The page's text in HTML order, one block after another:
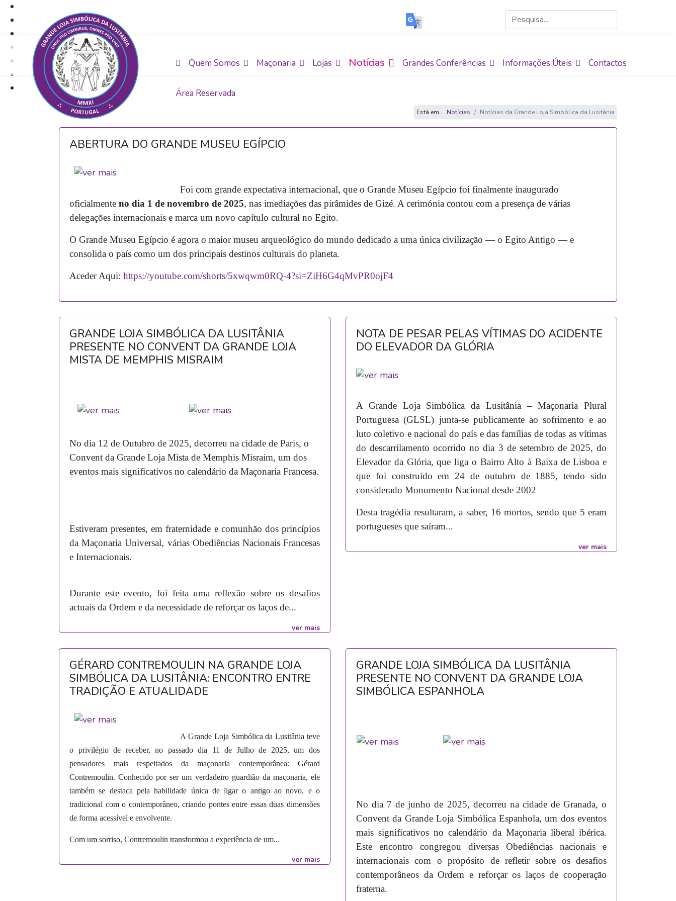
Quem Somos Maçonaria Lojas Notícias Grandes Conferências Informações Úteis Contactos
Área Reservada
Está em... Notícias Notícias da Grande Loja Simbólica da Lusitânia
ABERTURA DO GRANDE MUSEU EGÍPCIO
Foi com grande expectativa internacional, que o Grande Museu Egípcio foi finalmente inaugurado
oficialmente no dia 1 de novembro de 2025, nas imediações das pirâmides de Gizé. A cerimónia contou com a presença de várias
delegações internacionais e marca um novo capítulo cultural no Egito.
O Grande Museu Egípcio é agora o maior museu arqueológico do mundo dedicado a uma única civilização — o Egito Antigo — e
consolida o país como um dos principais destinos culturais do planeta.
Aceder Aqui: https://youtube.com/shorts/5xwqwm0RQ-4?si=ZiH6G4qMvPR0ojF4
GRANDE LOJA SIMBÓLICA DA LUSITÂNIA
PRESENTE NO CONVENT DA GRANDE LOJA
MISTA DE MEMPHIS MISRAIM
No dia 12 de Outubro de 2025, decorreu na cidade de Paris, o
Convent da Grande Loja Mista de Memphis Misraim, um dos
eventos mais significativos no calendário da Maçonaria Francesa.
Estiveram presentes, em fraternidade e comunhão dos princípios
da Maçonaria Universal, várias Obediências Nacionais Francesas
e Internacionais.
Durante este evento, foi feita uma reflexão sobre os desafios
actuais da Ordem e da necessidade de reforçar os laços de...
ver mais
NOTA DE PESAR PELAS VÍTIMAS DO ACIDENTE
DO ELEVADOR DA GLÓRIA
A Grande Loja Simbólica da Lusitânia – Maçonaria Plural
Portuguesa (GLSL) junta-se publicamente ao sofrimento e ao
luto coletivo e nacional do país e das famílias de todas as vítimas
do descarrilamento ocorrido no dia 3 de setembro de 2025, do
Elevador da Glória, que liga o Bairro Alto à Baixa de Lisboa e
que foi construído em 24 de outubro de 1885, tendo sido
considerado Monumento Nacional desde 2002
Desta tragédia resultaram, a saber, 16 mortos, sendo que 5 eram
portugueses que saíram...
ver mais
GÉRARD CONTREMOULIN NA GRANDE LOJA
SIMBÓLICA DA LUSITÂNIA: ENCONTRO ENTRE
TRADIÇÃO E ATUALIDADE
A Grande Loja Simbólica da Lusitânia teve
o privilégio de receber, no passado dia 11 de Julho de 2025, um dos
pensadores mais respeitados da maçonaria contemporânea: Gérard
Contremoulin. Conhecido por ser um verdadeiro guardião da maçonaria, ele
também se destaca pela habilidade única de ligar o antigo ao novo, e o
tradicional com o contemporâneo, criando pontes entre essas duas dimensões
de forma acessível e envolvente.
Com um sorriso, Contremoulin transformou a experiência de um...
ver mais
GRANDE LOJA SIMBÓLICA DA LUSITÂNIA
PRESENTE NO CONVENT DA GRANDE LOJA
SIMBÓLICA ESPANHOLA
No dia 7 de junho de 2025, decorreu na cidade de Granada, o
Convent da Grande Loja Simbólica Espanhola, um dos eventos
mais significativos no calendário da Maçonaria liberal ibérica.
Este encontro congregou diversas Obediências nacionais e
internacionais com o propósito de refletir sobre os desafios
contemporâneos da Ordem e reforçar os laços de cooperação
fraterna.